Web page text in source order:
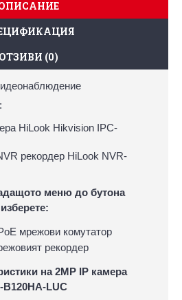
ОТЗИВИ (0)
HiLook Hikvision IPC-
рекордер HiLook NVR-
меню до бутона
мрежови комутатор
рекордер
на 2MP IP камера
LUC